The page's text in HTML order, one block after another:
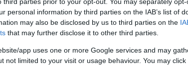
personal information by third parties on the IAB’s list of
may also be disclosed by us to third parties on the
that may further disclose it to other third parties.
app uses one or more Google services and may
not limited to your visit or usage behaviour. You may